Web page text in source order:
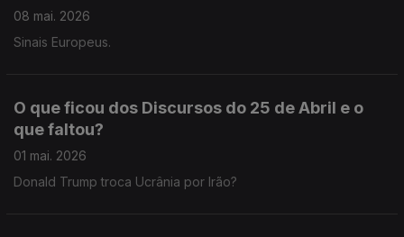
08 mai. 2026
Sinais Europeus.
O que ficou dos Discursos do 25 de Abril e o
que faltou?
01 mai. 2026
Donald Trump troca Ucrânia por Irão?